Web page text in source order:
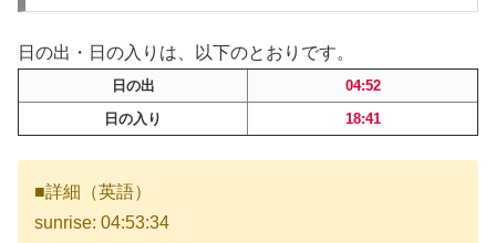
日の出・日の入りは、以下のとおりです。
日の出
04:52
日の入り
18:41
■詳細（英語）
sunrise: 04:53:34